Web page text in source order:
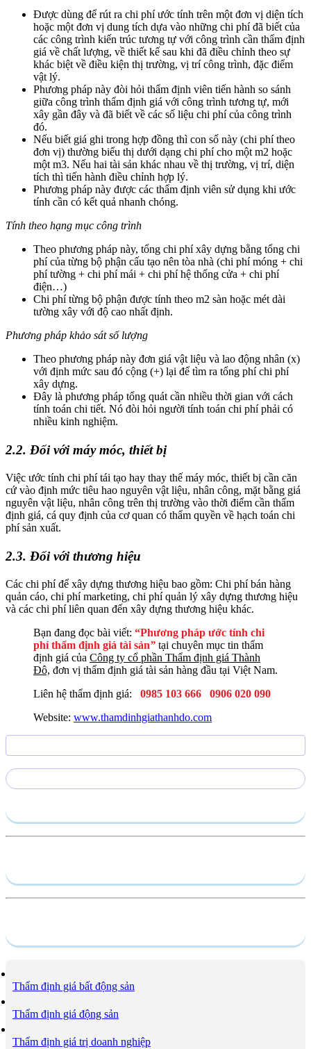
Được dùng để rút ra chi phí ước tính trên một đơn vị diện tích
hoặc một đơn vị dung tích dựa vào những chi phí đã biết của
các công trình kiến trúc tương tự với công trình cần thẩm định
giá về chất lượng, về thiết kế sau khi đã điều chỉnh theo sự
khác biệt về điều kiện thị trường, vị trí công trình, đặc điểm
vật lý.
Phương pháp này đòi hỏi thẩm định viên tiến hành so sánh
giữa công trình thẩm định giá với công trình tương tự, mới
xây gần đây và đã biết về các số liệu chi phí của công trình
đó.
Nếu biết giá ghi trong hợp đồng thì con số này (chi phí theo
đơn vị) thường biểu thị dưới dạng chi phí cho một m2 hoặc
một m3. Nếu hai tài sản khác nhau về thị trường, vị trí, diện
tích thì tiến hành điều chỉnh hợp lý.
Phương pháp này được các thẩm định viên sử dụng khi ước
tính cần có kết quả nhanh chóng.
Tính theo hạng mục công trình
Theo phương pháp này, tổng chi phí xây dựng bằng tổng chi
phí của từng bộ phận cấu tạo nên tòa nhà (chi phí móng + chi
phí tường + chi phí mái + chi phí hệ thống cửa + chi phí
điện…)
Chi phí từng bộ phận được tính theo m2 sàn hoặc mét dài
tường xây với độ cao nhất định.
Phương pháp khảo sát số lượng
Theo phương pháp này đơn giá vật liệu và lao động nhân (x)
với định mức sau đó cộng (+) lại để tìm ra tổng phí chi phí
xây dựng.
Đây là phương pháp tổng quát cần nhiều thời gian với cách
tính toán chi tiết. Nó đòi hỏi người tính toán chi phí phải có
nhiều kinh nghiệm.
2.2. Đối với máy móc, thiết bị
Việc ước tính chi phí tái tạo hay thay thế máy móc, thiết bị cần căn
cứ vào định mức tiêu hao nguyên vật liệu, nhân công, mặt bằng giá
nguyên vật liệu, nhân công trên thị trường vào thời điểm cần thẩm
định giá, cá quy định của cơ quan có thẩm quyền về hạch toán chi
phí sản xuất.
2.3. Đối với thương hiệu
Các chi phí để xây dựng thương hiệu bao gồm: Chi phí bán hàng
quản cáo, chi phí marketing, chi phí quản lý xây dựng thương hiệu
và các chi phí liên quan đến xây dựng thương hiệu khác.
Bạn đang đọc bài viết: “Phương pháp ước tính chi
phí thẩm định giá tài sản” tại chuyên mục tin thẩm
định giá của Công ty cổ phần Thẩm định giá Thành
Đô, đơn vị thẩm định giá tài sản hàng đầu tại Việt Nam.
Liên hệ thẩm định giá:
0985 103 666
0906 020 090
Website: www.thamdinhgiathanhdo.com
Thẩm định giá bất động sản
Thẩm định giá động sản
Thẩm định giá trị doanh nghiệp